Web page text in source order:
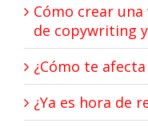
Cómo crear
de copywriting
¿Cómo te
¿Ya es hora de